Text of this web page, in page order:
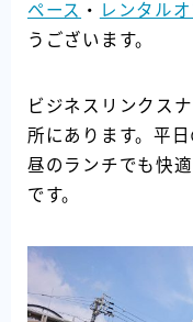
会社案内
ペース ・ レンタル
うございます。
ビジネスリンクス
所にあります。平
昼のランチでも快
です。